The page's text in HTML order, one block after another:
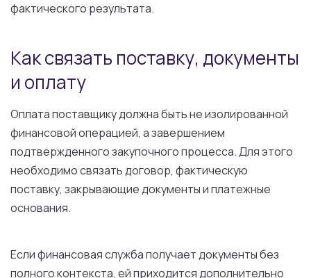
фактического результата.
Как связать поставку, документы
и оплату
Оплата поставщику должна быть не изолированной
финансовой операцией, а завершением
подтвержденного закупочного процесса. Для этого
необходимо связать договор, фактическую
поставку, закрывающие документы и платежные
основания.
Если финансовая служба получает документы без
полного контекста, ей приходится дополнительно